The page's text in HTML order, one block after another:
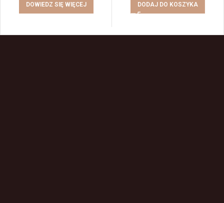
DOWIEDZ SIĘ WIĘCEJ DODAJ DO KOSZYKA